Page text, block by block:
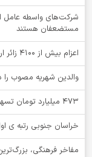
شرکت‌های واسطه عامل
مستضعفان هستند
اعزام بیش از 4100 زائر اربعین حسینی از خراسان جنوبی
والدین شهریه مصوب را
۴۷۳ میلیارد تومان تسهیلات، پشتوانه اشتغال مددجویان خراسان‌جنوبی
خراسان جنوبی رتبه ی
مفاخر فرهنگی،